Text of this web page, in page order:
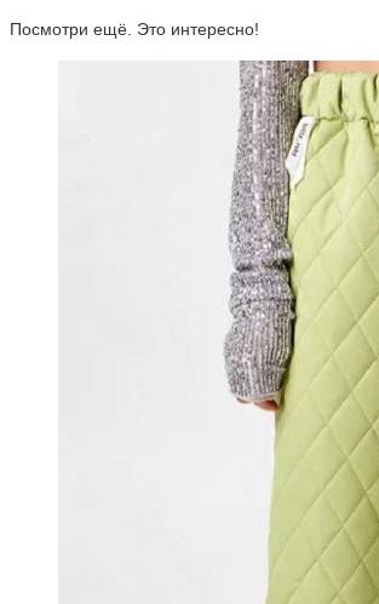
Посмотри ещё. Это интересно!